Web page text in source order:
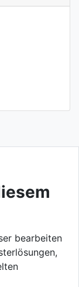
bearbeiten